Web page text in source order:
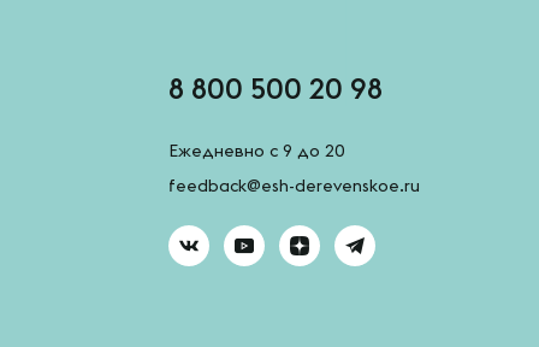
8 800 500 20 98
Ежедневно с 9 до 20
feedback@esh-derevenskoe.ru